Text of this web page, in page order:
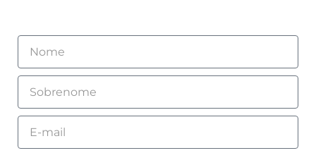
Nome
Sobrenome
Email